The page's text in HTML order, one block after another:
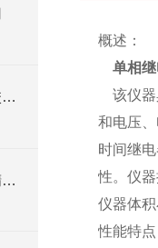
精准守护电网安全的继电保护校验仪
微机继电保护测试仪多场景高精度保护的智能化实现与技术解析
概述：
单相
该仪器
和电压
时间继
性。仪
仪器体
性能特